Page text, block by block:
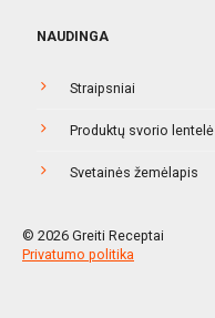
NAUDINGA
Straipsniai
Produktų svorio lentelė
Svetainės žemėlapis
© 2026 Greiti Receptai
Privatumo politika